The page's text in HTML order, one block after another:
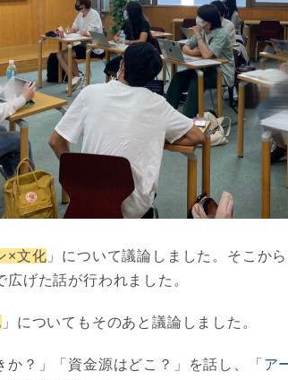
×文化 」について議論しました。そこか
げた話が行われました。
」についてもそのあと議論しました。
か？」「資金源はどこ？」を話し、「 ア